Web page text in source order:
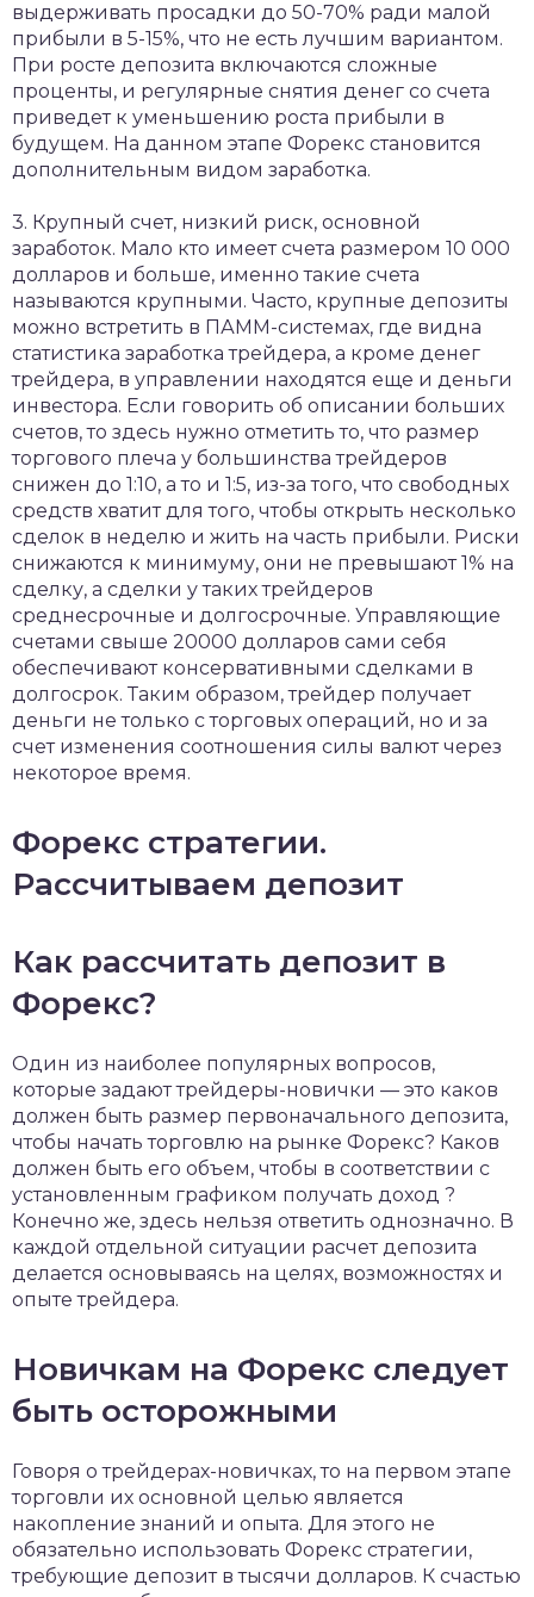
выдерживать просадки до 50-70% ради малой
прибыли в 5-15%, что не есть лучшим вариантом.
При росте депозита включаются сложные
проценты, и регулярные снятия денег со счета
приведет к уменьшению роста прибыли в
будущем. На данном этапе Форекс становится
дополнительным видом заработка.
3. Крупный счет, низкий риск, основной
заработок. Мало кто имеет счета размером 10 000
долларов и больше, именно такие счета
называются крупными. Часто, крупные депозиты
можно встретить в ПАММ-системах, где видна
статистика заработка трейдера, а кроме денег
трейдера, в управлении находятся еще и деньги
инвестора. Если говорить об описании больших
счетов, то здесь нужно отметить то, что размер
торгового плеча у большинства трейдеров
снижен до 1:10, а то и 1:5, из-за того, что свободных
средств хватит для того, чтобы открыть несколько
сделок в неделю и жить на часть прибыли. Риски
снижаются к минимуму, они не превышают 1% на
сделку, а сделки у таких трейдеров
среднесрочные и долгосрочные. Управляющие
счетами свыше 20000 долларов сами себя
обеспечивают консервативными сделками в
долгосрок. Таким образом, трейдер получает
деньги не только с торговых операций, но и за
счет изменения соотношения силы валют через
некоторое время.
Форекс стратегии.
Рассчитываем депозит
Как рассчитать депозит в
Форекс?
Один из наиболее популярных вопросов,
которые задают трейдеры-новички — это каков
должен быть размер первоначального депозита,
чтобы начать торговлю на рынке Форекс? Каков
должен быть его объем, чтобы в соответствии с
установленным графиком получать доход ?
Конечно же, здесь нельзя ответить однозначно. В
каждой отдельной ситуации расчет депозита
делается основываясь на целях, возможностях и
опыте трейдера.
Новичкам на Форекс следует
быть осторожными
Говоря о трейдерах-новичках, то на первом этапе
торговли их основной целью является
накопление знаний и опыта. Для этого не
обязательно использовать Форекс стратегии,
требующие депозит в тысячи долларов. К счастью